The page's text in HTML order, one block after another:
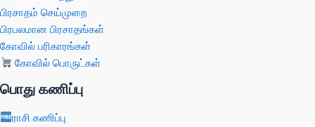
பிரசாதம் செய்முறை
பிரபலமான பிரசாதங்கள்
கோவில் பரிகாரங்கள்
கோவில் பொருட்கள்
பொது கணிப்பு
ராசி கணிப்பு